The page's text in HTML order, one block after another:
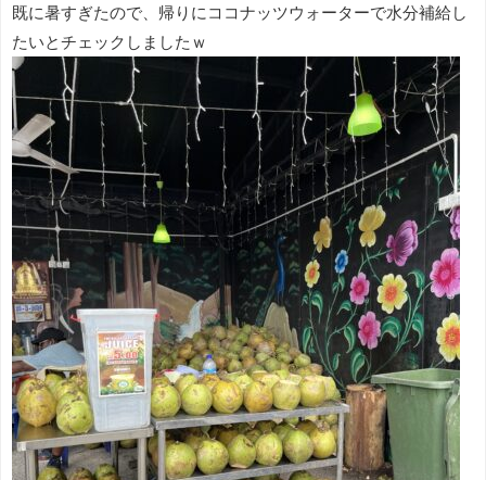
既に暑すぎたので、帰りにココナッツウォーターで水分補給し
たいとチェックしましたｗ